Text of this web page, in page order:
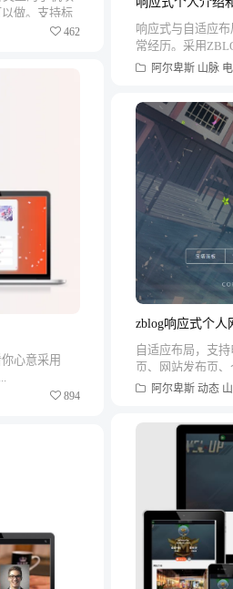
做。支持标
462
响应式与自适应
常经历。采用
阿尔卑斯 山脉
心意采用
894
zblog响应式个人
自适应布局，支
页、网站发布页、
阿尔卑斯 动态